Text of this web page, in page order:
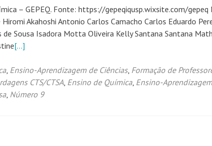
– GEPEQ. Fonte: https://gepeqiqusp.wixsite.com/gepeq
Akahoshi Antonio Carlos Camacho Carlos Eduardo
Sousa Isadora Motta Oliveira Kelly Santana Santana
[…]
, Ensino-Aprendizagem de Ciências, Formação de
CTS/CTSA, Ensino de Química, Ensino-
, Número 9